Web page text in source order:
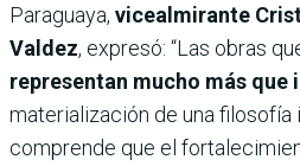
Paraguaya, vicealmirante
Valdez, expresó: “Las obras
representan mucho más
materialización de una filosofía
comprende que el